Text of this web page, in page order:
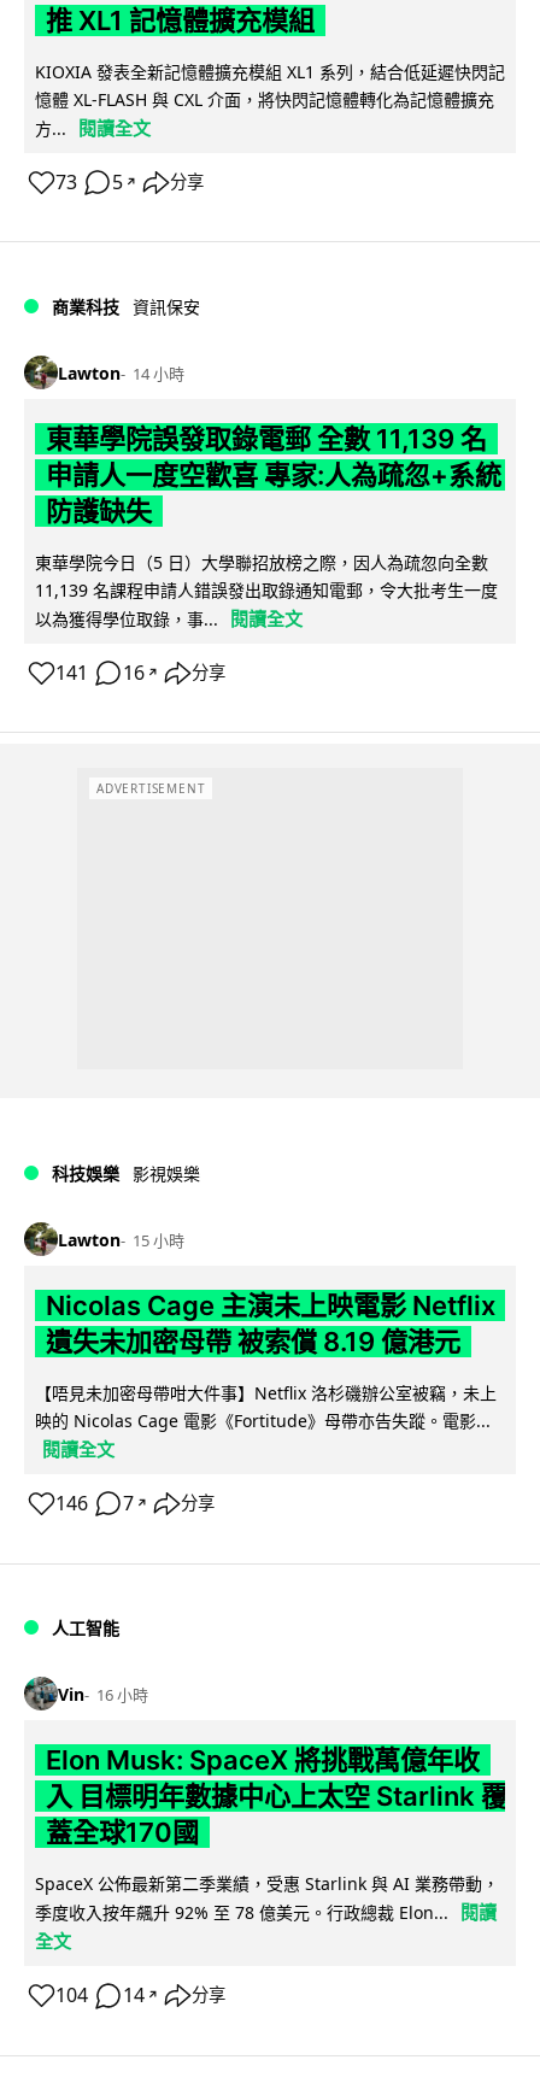
推 XL1 記憶體擴充模組
KIOXIA 發表全新記憶體擴充模組 XL1 系列，結合低延遲快閃記
憶體 XL-FLASH 與 CXL 介面，將快閃記憶體轉化為記憶體擴充
方...
閱讀全文
73 5 ↗ 分享
商業科技 資訊保安
Lawton 14 小時
東華學院誤發取錄電郵 全數 11,139 名
申請人一度空歡喜 專家:人為疏忽+系統
防護缺失
東華學院今日（5 日）大學聯招放榜之際，因人為疏忽向全數
11,139 名課程申請人錯誤發出取錄通知電郵，令大批考生一度
以為獲得學位取錄，事...
閱讀全文
141 16 ↗ 分享
ADVERTISEMENT
科技娛樂 影視娛樂
Lawton 15 小時
Nicolas Cage 主演未上映電影 Netflix
遺失未加密母帶 被索償 8.19 億港元
【唔見未加密母帶咁大件事】Netflix 洛杉磯辦公室被竊，未上
映的 Nicolas Cage 電影《Fortitude》母帶亦告失蹤。電影...
閱讀全文
146 7 ↗ 分享
人工智能
Vin 16 小時
Elon Musk: SpaceX 將挑戰萬億年收
入 目標明年數據中心上太空 Starlink 覆
蓋全球170國
SpaceX 公佈最新第二季業績，受惠 Starlink 與 AI 業務帶動，
季度收入按年飆升 92% 至 78 億美元。行政總裁 Elon...
閱讀
全文
104 14 ↗ 分享